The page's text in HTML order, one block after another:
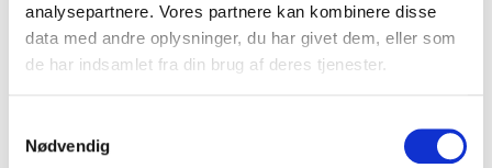
analysepartnere. Vores partnere kan kombinere disse
data med andre oplysninger, du har givet dem, eller som
de har indsamlet fra din brug af deres tjenester.
Nødvendig